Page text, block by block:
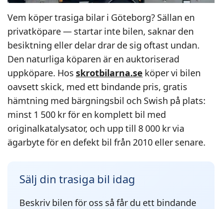
Vem köper trasiga bilar i Göteborg? Sällan en
privatköpare — startar inte bilen, saknar den
besiktning eller delar drar de sig oftast undan.
Den naturliga köparen är en auktoriserad
uppköpare. Hos skrotbilarna.se köper vi bilen
oavsett skick, med ett bindande pris, gratis
hämtning med bärgningsbil och Swish på plats:
minst 1 500 kr för en komplett bil med
originalkatalysator, och upp till 8 000 kr via
ägarbyte för en defekt bil från 2010 eller senare.
Sälj din trasiga bil idag
Beskriv bilen för oss så får du ett bindande